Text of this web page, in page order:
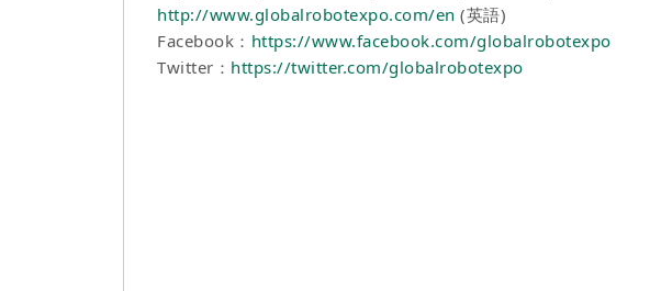
http://www.globalrobotexpo.com/en (英語)
Facebook： https://www.facebook.com/globalrobotexpo
Twitter： https://twitter.com/globalrobotexpo